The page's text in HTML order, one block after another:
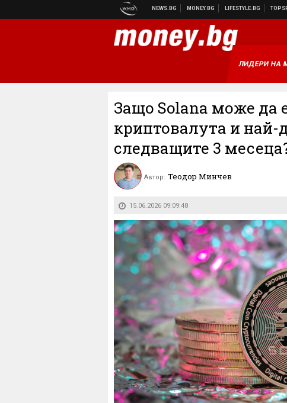
ЛИДЕРИ НА
Защо Solana може да
криптовалута и най-
следващите 3
Автор: Теодор Минчев
15.06.2026 09:09:48